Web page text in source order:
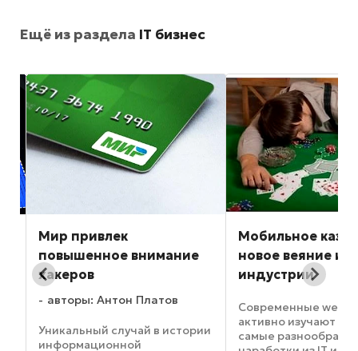
Ещё из раздела IT бизнес
Мир привлек
повышенное внимание
хакеров
авторы: Антон Платов
Уникальный случай в истории
информационной
Мобильное
новое веяние
индустрии
Современные web
активно изучают и
самые